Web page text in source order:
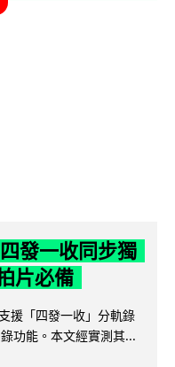
發一收同步獨
片必備
援「四發一收」分軌錄
功能。本文經實測其...